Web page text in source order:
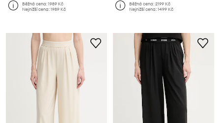
Běžná cena:1989 Kč
Nejnižší cena:1989 Kč
Běžná cena:2199 Kč
Nejnižší cena:1499 Kč